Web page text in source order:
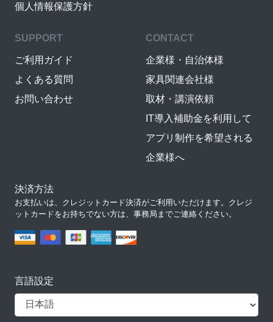
個人情報保護方針
SUPPORT
ご利用ガイド
よくある質問
お問い合わせ
CONTACT
企業様・自治体様
家具関連会社様
取材・講演依頼
IT導入補助金を利用して
アプリ制作を希望される
企業様へ
決済方法
お支払いは、クレジットカード決済がご利用いただけます。クレジ
ットカードをお持ちでない方は、事務局までご連絡ください。
言語設定